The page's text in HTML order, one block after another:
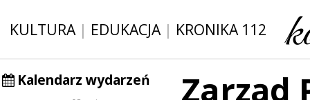
KULTURA| EDUKACJA| KRONIKA 112
Kalendarz wydarzeń
Zarząd